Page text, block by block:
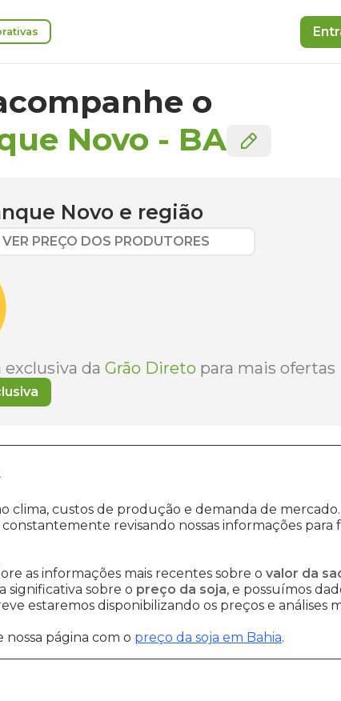
o
Novo - BA
Novo e região
VER PREÇO DOS PRODUTORES
da Grão Direto para mais ofertas
clima, custos de produção e demanda de
revisando nossas informações para
as informações mais recentes sobre o valor da
significativa sobre o preço da soja, e possuímos
estaremos disponibilizando os preços e análises
nossa página com o preço da soja em Bahia.